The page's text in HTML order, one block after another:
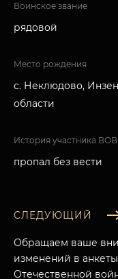
Воинское звание
рядовой
Место рождения
с. Неклюдово,
области
История участника ВОВ
пропал без вести
СЛЕДУЮЩИЙ
Обращаем ваше
изменений в
Отечественной